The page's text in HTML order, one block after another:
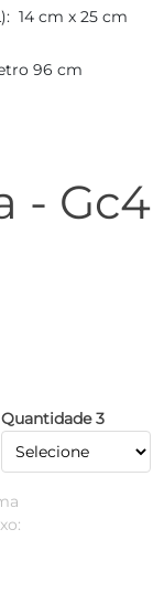
14 cm x 25 cm
96 cm
- Gc4
Quantidade 3